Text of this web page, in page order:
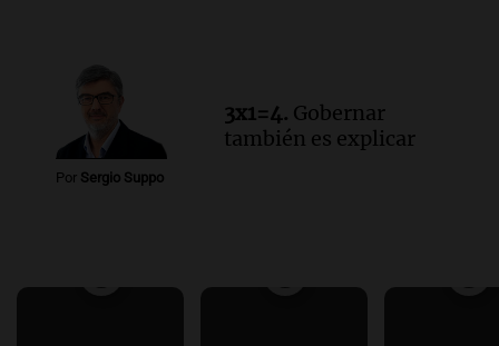
Por Sergio Suppo
3x1=4. Gobernar
también es explicar